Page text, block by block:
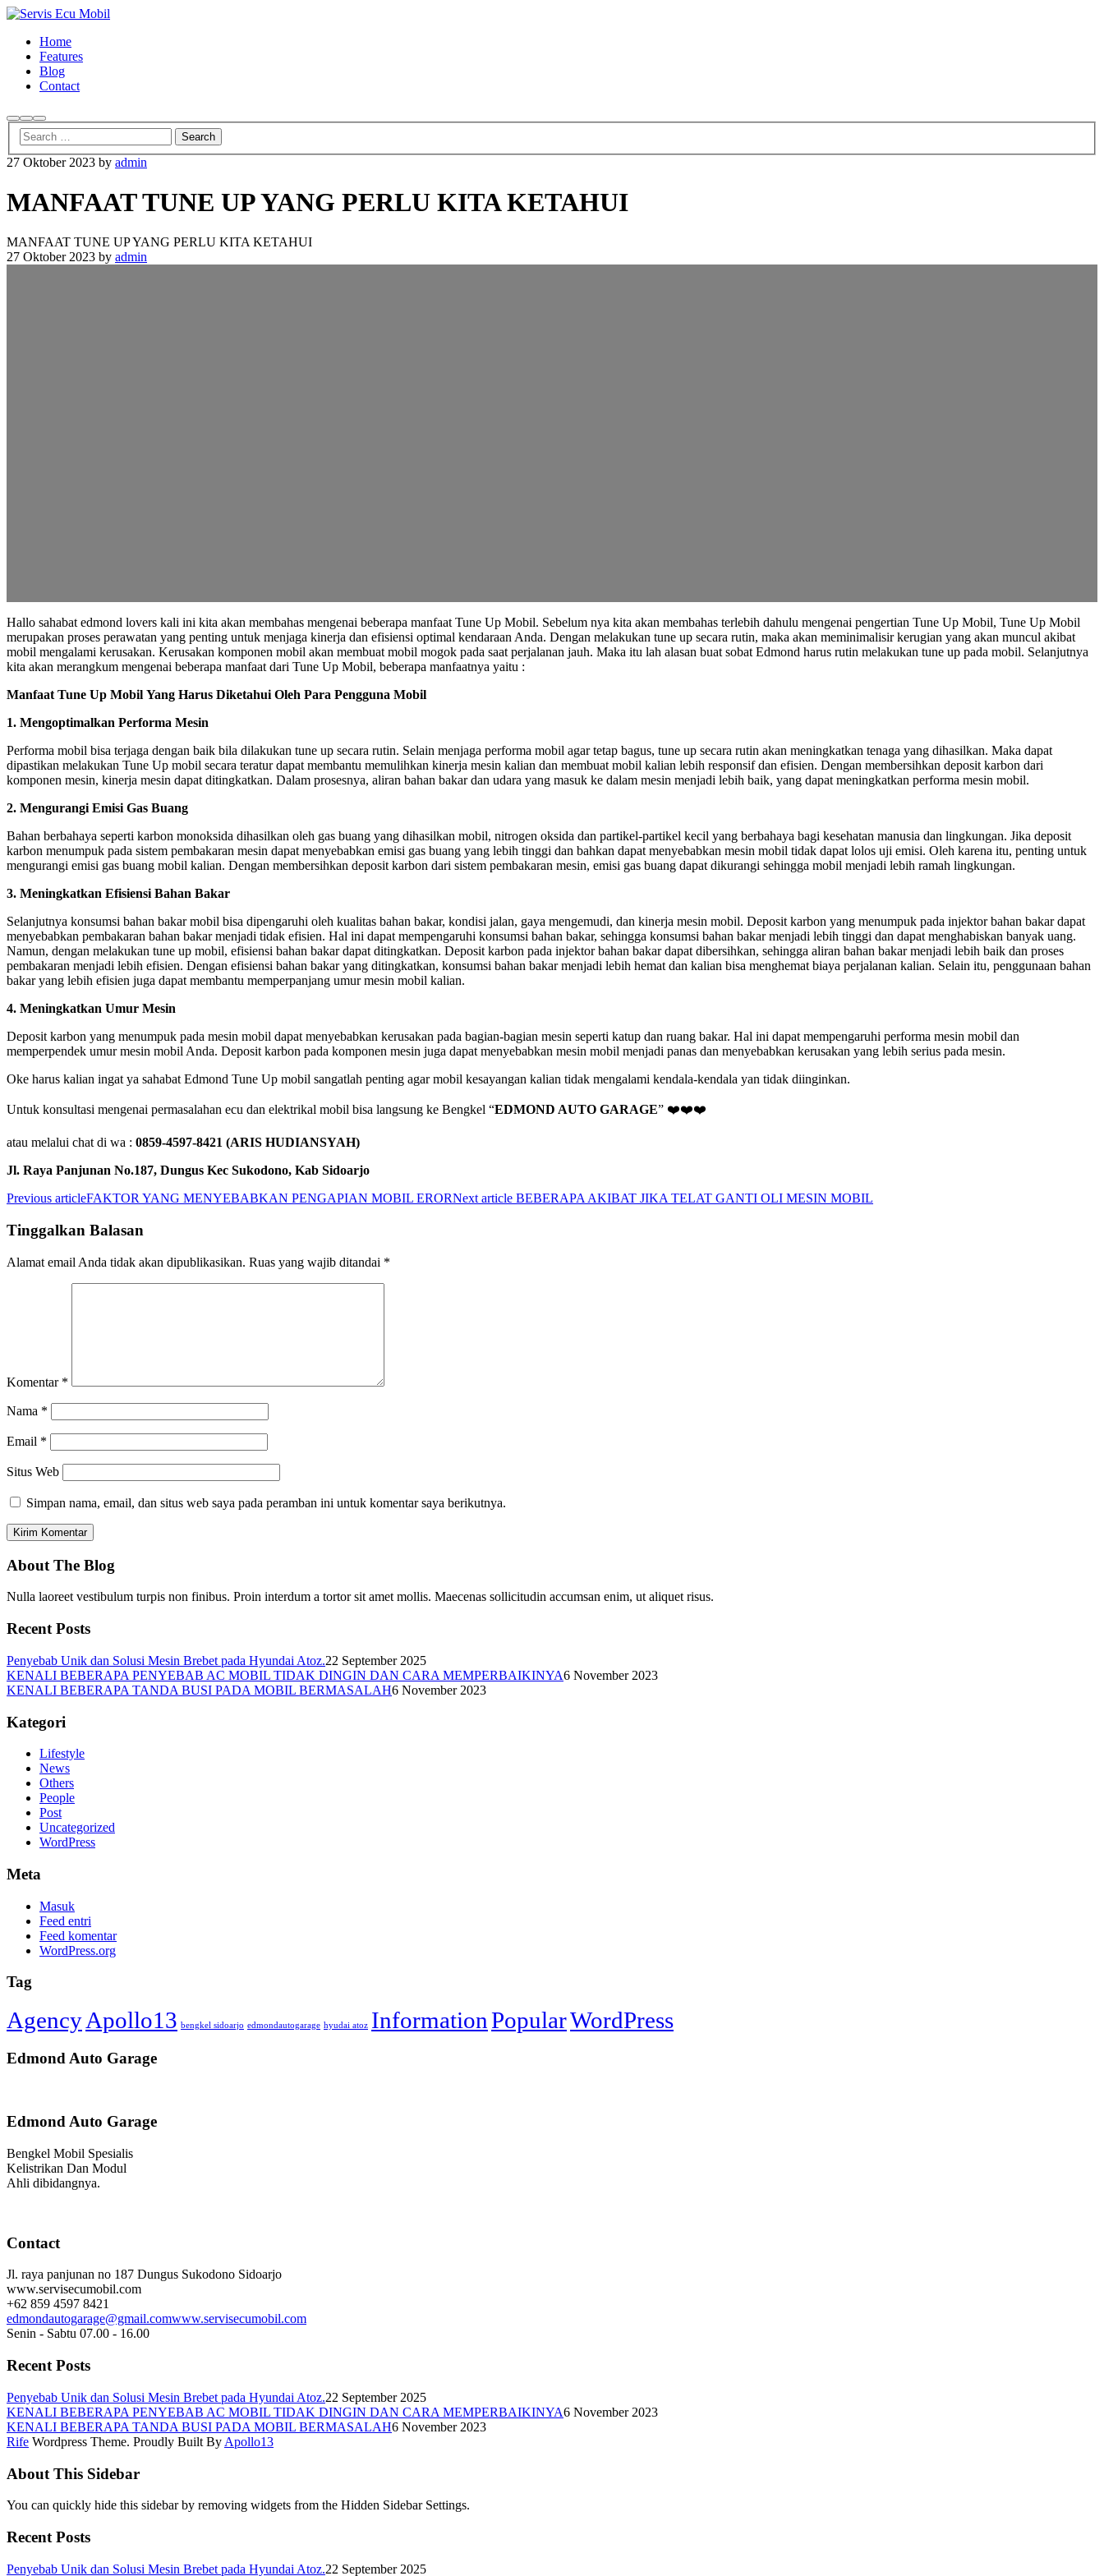
Home
Features
Blog
Contact
Search
More
info
Main
menu
27 Oktober 2023 by admin
MANFAAT TUNE UP YANG PERLU KITA KETAHUI
MANFAAT TUNE UP YANG PERLU KITA KETAHUI
27 Oktober 2023 by admin
Hallo sahabat edmond lovers kali ini kita akan membahas mengenai beberapa manfaat Tune Up Mobil. Sebelum nya kita akan membahas terlebih dahulu mengenai pengertian Tune Up Mobil, Tune Up Mobil
merupakan proses perawatan yang penting untuk menjaga kinerja dan efisiensi optimal kendaraan Anda. Dengan melakukan tune up secara rutin, maka akan meminimalisir kerugian yang akan muncul akibat
mobil mengalami kerusakan. Kerusakan komponen mobil akan membuat mobil mogok pada saat perjalanan jauh. Maka itu lah alasan buat sobat Edmond harus rutin melakukan tune up pada mobil. Selanjutnya
kita akan merangkum mengenai beberapa manfaat dari Tune Up Mobil, beberapa manfaatnya yaitu :
Manfaat Tune Up Mobil Yang Harus Diketahui Oleh Para Pengguna Mobil
1. Mengoptimalkan Performa Mesin
Performa mobil bisa terjaga dengan baik bila dilakukan tune up secara rutin. Selain menjaga performa mobil agar tetap bagus, tune up secara rutin akan meningkatkan tenaga yang dihasilkan. Maka dapat
dipastikan melakukan Tune Up mobil secara teratur dapat membantu memulihkan kinerja mesin kalian dan membuat mobil kalian lebih responsif dan efisien. Dengan membersihkan deposit karbon dari
komponen mesin, kinerja mesin dapat ditingkatkan. Dalam prosesnya, aliran bahan bakar dan udara yang masuk ke dalam mesin menjadi lebih baik, yang dapat meningkatkan performa mesin mobil.
2. Mengurangi Emisi Gas Buang
Bahan berbahaya seperti karbon monoksida dihasilkan oleh gas buang yang dihasilkan mobil, nitrogen oksida dan partikel-partikel kecil yang berbahaya bagi kesehatan manusia dan lingkungan. Jika deposit
karbon menumpuk pada sistem pembakaran mesin dapat menyebabkan emisi gas buang yang lebih tinggi dan bahkan dapat menyebabkan mesin mobil tidak dapat lolos uji emisi. Oleh karena itu, penting untuk
mengurangi emisi gas buang mobil kalian. Dengan membersihkan deposit karbon dari sistem pembakaran mesin, emisi gas buang dapat dikurangi sehingga mobil menjadi lebih ramah lingkungan.
3. Meningkatkan Efisiensi Bahan Bakar
Selanjutnya konsumsi bahan bakar mobil bisa dipengaruhi oleh kualitas bahan bakar, kondisi jalan, gaya mengemudi, dan kinerja mesin mobil. Deposit karbon yang menumpuk pada injektor bahan bakar dapat
menyebabkan pembakaran bahan bakar menjadi tidak efisien. Hal ini dapat mempengaruhi konsumsi bahan bakar, sehingga konsumsi bahan bakar menjadi lebih tinggi dan dapat menghabiskan banyak uang.
Namun, dengan melakukan tune up mobil, efisiensi bahan bakar dapat ditingkatkan. Deposit karbon pada injektor bahan bakar dapat dibersihkan, sehingga aliran bahan bakar menjadi lebih baik dan proses
pembakaran menjadi lebih efisien. Dengan efisiensi bahan bakar yang ditingkatkan, konsumsi bahan bakar menjadi lebih hemat dan kalian bisa menghemat biaya perjalanan kalian. Selain itu, penggunaan bahan
bakar yang lebih efisien juga dapat membantu memperpanjang umur mesin mobil kalian.
4. Meningkatkan Umur Mesin
Deposit karbon yang menumpuk pada mesin mobil dapat menyebabkan kerusakan pada bagian-bagian mesin seperti katup dan ruang bakar. Hal ini dapat mempengaruhi performa mesin mobil dan
memperpendek umur mesin mobil Anda. Deposit karbon pada komponen mesin juga dapat menyebabkan mesin mobil menjadi panas dan menyebabkan kerusakan yang lebih serius pada mesin.
Oke harus kalian ingat ya sahabat Edmond Tune Up mobil sangatlah penting agar mobil kesayangan kalian tidak mengalami kendala-kendala yan tidak diinginkan.
Untuk konsultasi mengenai permasalahan ecu dan elektrikal mobil bisa langsung ke Bengkel “EDMOND AUTO GARAGE” ❤️❤️❤️
atau melalui chat di wa : 0859-4597-8421 (ARIS HUDIANSYAH)
Jl. Raya Panjunan No.187, Dungus Kec Sukodono, Kab Sidoarjo
Previous articleFAKTOR YANG MENYEBABKAN PENGAPIAN MOBIL ERORNext article BEBERAPA AKIBAT JIKA TELAT GANTI OLI MESIN MOBIL
Tinggalkan Balasan
Alamat email Anda tidak akan dipublikasikan. Ruas yang wajib ditandai *
Komentar *
Nama *
Email *
Situs Web
Simpan nama, email, dan situs web saya pada peramban ini untuk komentar saya berikutnya.
About The Blog
Nulla laoreet vestibulum turpis non finibus. Proin interdum a tortor sit amet mollis. Maecenas sollicitudin accumsan enim, ut aliquet risus.
Recent Posts
Penyebab Unik dan Solusi Mesin Brebet pada Hyundai Atoz.22 September 2025
KENALI BEBERAPA PENYEBAB AC MOBIL TIDAK DINGIN DAN CARA MEMPERBAIKINYA6 November 2023
KENALI BEBERAPA TANDA BUSI PADA MOBIL BERMASALAH6 November 2023
Kategori
Lifestyle
News
Others
People
Post
Uncategorized
WordPress
Meta
Masuk
Feed entri
Feed komentar
WordPress.org
Tag
AgencyApollo13 bengkel sidoarjo edmondautogarage hyudai atoz InformationPopularWordPress
Edmond Auto Garage
Edmond Auto Garage
Bengkel Mobil Spesialis
Kelistrikan Dan Modul
Ahli dibidangnya.
Contact
Jl. raya panjunan no 187 Dungus Sukodono Sidoarjo
www.servisecumobil.com
+62 859 4597 8421
edmondautogarage@gmail.comwww.servisecumobil.com
Senin - Sabtu 07.00 - 16.00
Recent Posts
Penyebab Unik dan Solusi Mesin Brebet pada Hyundai Atoz.22 September 2025
KENALI BEBERAPA PENYEBAB AC MOBIL TIDAK DINGIN DAN CARA MEMPERBAIKINYA6 November 2023
KENALI BEBERAPA TANDA BUSI PADA MOBIL BERMASALAH6 November 2023
Rife Wordpress Theme. Proudly Built By Apollo13
About This Sidebar
You can quickly hide this sidebar by removing widgets from the Hidden Sidebar Settings.
Recent Posts
Penyebab Unik dan Solusi Mesin Brebet pada Hyundai Atoz.22 September 2025